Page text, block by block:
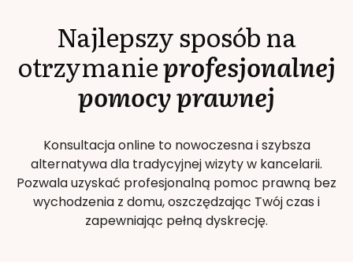
Najlepszy sposób na
otrzymanieprofesjonalnej
pomocy prawnej
Konsultacja online to nowoczesna i szybsza
alternatywa dla tradycyjnej wizyty w kancelarii.
Pozwala uzyskać profesjonalną pomoc prawną bez
wychodzenia z domu, oszczędzając Twój czas i
zapewniając pełną dyskrecję.